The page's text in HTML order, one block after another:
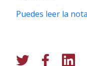
Puedes leer la